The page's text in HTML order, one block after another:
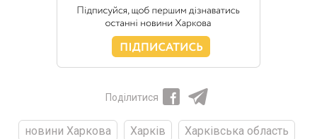
Поділитися
новини Харкова Харків Харківська область